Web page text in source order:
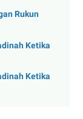
Rukun
Ketika
Ketika